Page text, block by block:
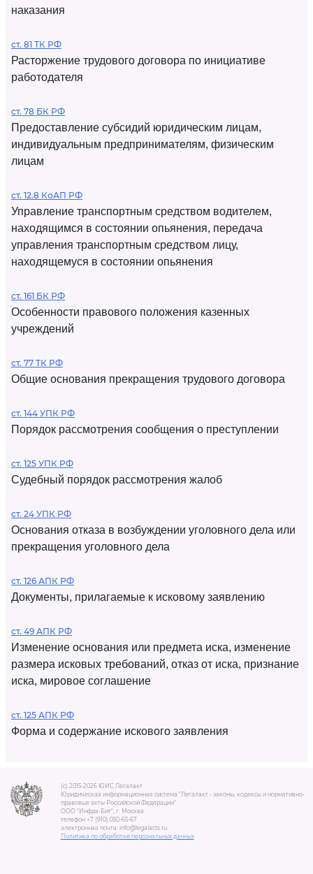
наказания
ст. 81 ТК РФ
Расторжение трудового договора по инициативе
работодателя
ст. 78 БК РФ
Предоставление субсидий юридическим лицам,
индивидуальным предпринимателям, физическим
лицам
ст. 12.8 КоАП РФ
Управление транспортным средством водителем,
находящимся в состоянии опьянения, передача
управления транспортным средством лицу,
находящемуся в состоянии опьянения
ст. 161 БК РФ
Особенности правового положения казенных
учреждений
ст. 77 ТК РФ
Общие основания прекращения трудового договора
ст. 144 УПК РФ
Порядок рассмотрения сообщения о преступлении
ст. 125 УПК РФ
Судебный порядок рассмотрения жалоб
ст. 24 УПК РФ
Основания отказа в возбуждении уголовного дела или
прекращения уголовного дела
ст. 126 АПК РФ
Документы, прилагаемые к исковому заявлению
ст. 49 АПК РФ
Изменение основания или предмета иска, изменение
размера исковых требований, отказ от иска, признание
иска, мировое соглашение
ст. 125 АПК РФ
Форма и содержание искового заявления
(c) 2015-2026 ЮИС Легалакт
Юридическая информационная система "Легалакт - законы, кодексы и нормативно-
правовые акты Российской Федерации"
ООО "Инфра-Бит", г. Москва.
телефон +7 (910) 050-65-67
электронная почта: info@legalacts.ru
Политика по обработке персональных данных